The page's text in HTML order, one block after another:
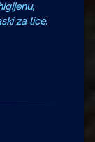
za lice.